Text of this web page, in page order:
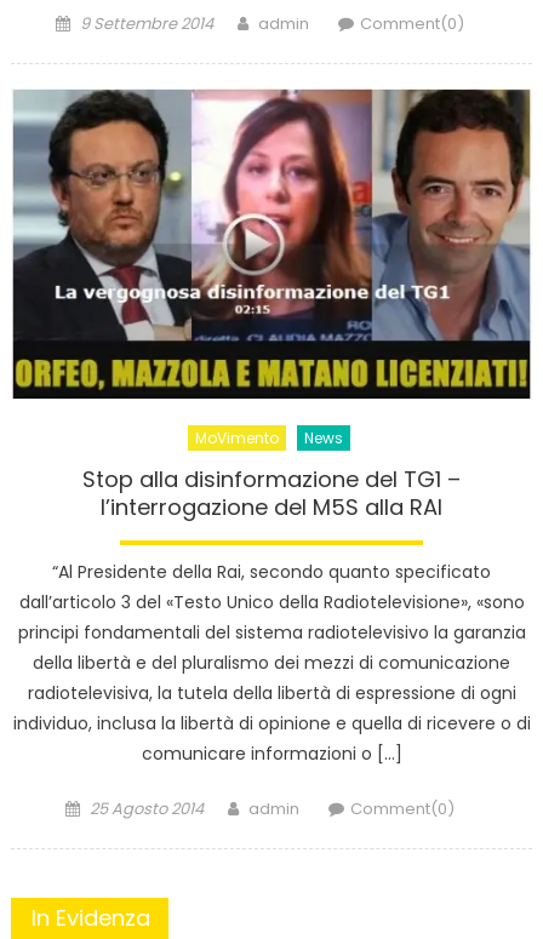
Posted
9 Settembre 2014 Author
admin Comment(0)
MoVimento News
Stop alla disinformazione del TG1 –
l’interrogazione del M5S alla RAI
“Al Presidente della Rai, secondo quanto specificato
dall’articolo 3 del «Testo Unico della Radiotelevisione», «sono
principi fondamentali del sistema radiotelevisivo la garanzia
della libertà e del pluralismo dei mezzi di comunicazione
radiotelevisiva, la tutela della libertà di espressione di ogni
individuo, inclusa la libertà di opinione e quella di ricevere o di
comunicare informazioni o […]
Posted
25 Agosto 2014 Author
admin Comment(0)
In Evidenza